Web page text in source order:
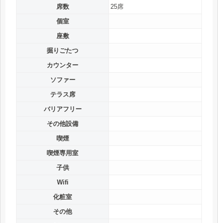
席数
25席
個室
座敷
掘りごたつ
カウンター
ソファー
テラス席
バリアフリー
その他設備
喫煙
喫煙専用室
子供
Wifi
化粧室
その他